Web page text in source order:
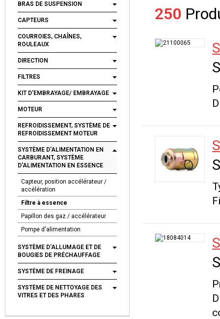
BRAS DE SUSPENSION
CAPTEURS
COURROIES, CHAÎNES,
ROULEAUX
DIRECTION
FILTRES
KIT D'EMBRAYAGE/ EMBRAYAGE
MOTEUR
REFROIDISSEMENT, SYSTÈME DE
REFROIDISSEMENT MOTEUR
SYSTÈME D'ALIMENTATION EN
CARBURANT, SYSTÈME
D'ALIMENTATION EN ESSENCE
Capteur, position accélérateur /
accélération
Filtre à essence
Papillon des gaz / accélérateur
Pompe d'alimentation
SYSTÈME D'ALLUMAGE ET DE
BOUGIES DE PRÉCHAUFFAGE
SYSTÈME DE FREINAGE
SYSTÈME DE NETTOYAGE DES
VITRES ET DES PHARES
250